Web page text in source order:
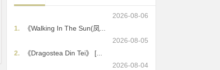
2026-08-06
1.
《Walking In The Sun(凤...
2026-08-05
2.
《Dragostea Din Tei》 [...
2026-08-04